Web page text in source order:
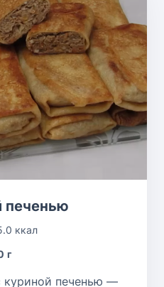
печенью
ккал
г
куриной печенью —